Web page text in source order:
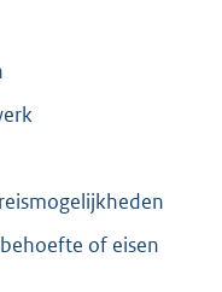
of eisen